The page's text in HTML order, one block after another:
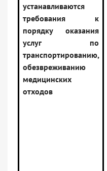
устанавливаются
требования к
порядку оказания
услуг по
транспортированию,
обезвреживанию
медицинских
отходов